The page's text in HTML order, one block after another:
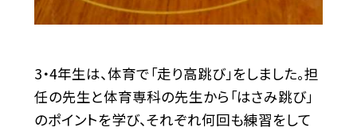
3・4年生は、体育で「走り高跳び」をしました。担
任の先生と体育専科の先生から「はさみ跳び」
のポイントを学び、それぞれ何回も練習をして